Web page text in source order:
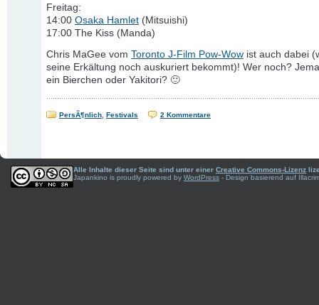
Freitag:
14:00 Osaka Hamlet (Mitsuishi)
17:00 The Kiss (Manda)
Chris MaGee vom Toronto J-Film Pow-Wow ist auch dabei
seine Erkältung noch auskuriert bekommt)! Wer noch?
ein Bierchen oder Yakitori? 🙂
PersÃ¶nlich Festivals 2 Kommentare
Alle Inhalte dieser Seite sind unter einer Creative Commons-Lizenz
Japankino is proudly powered by WordPress - Design basierend auf